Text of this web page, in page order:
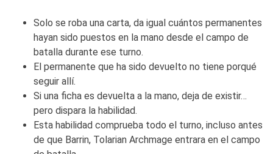
Solo se roba una carta, da igual cuántos permanentes
hayan sido puestos en la mano desde el campo de
batalla durante ese turno.
El permanente que ha sido devuelto no tiene porqué
seguir allí.
Si una ficha es devuelta a la mano, deja de existir…
pero dispara la habilidad.
Esta habilidad comprueba todo el turno, incluso antes
de que Barrin, Tolarian Archmage entrara en el campo